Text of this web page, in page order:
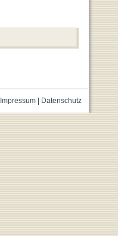
Impressum| Datenschutz